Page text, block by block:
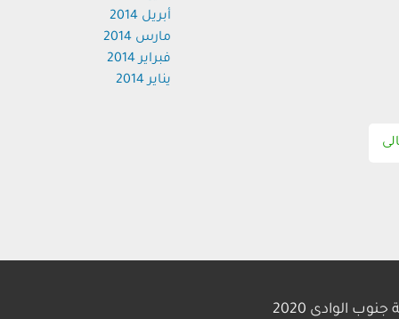
أبريل 2014
مارس 2014
فبراير 2014
يناير 2014
2020